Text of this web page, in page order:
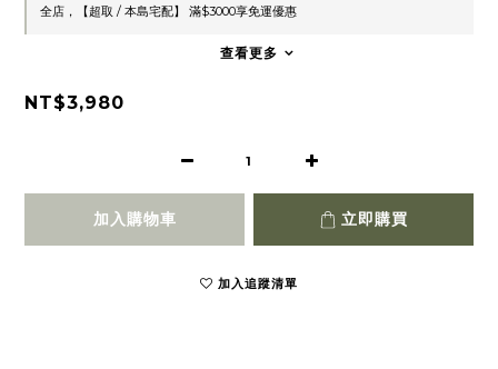
全店，【超取 / 本島宅配】 滿$3000享免運優惠
查看更多
NT$3,980
加入購物車 立即購買
加入追蹤清單